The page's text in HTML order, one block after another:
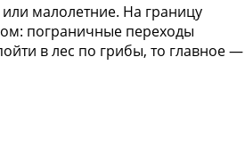
малолетние. На границу
пограничные переходы
в лес по грибы, то главное —